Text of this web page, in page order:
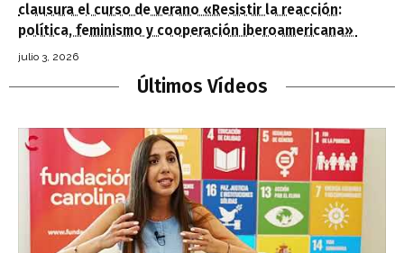
clausura el curso de verano «Resistir la reacción:
política, feminismo y cooperación iberoamericana»
julio 3, 2026
Últimos Vídeos